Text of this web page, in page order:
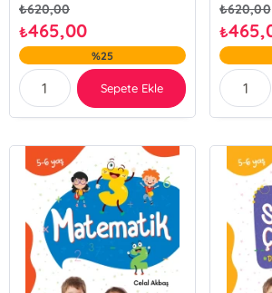
₺620,00
₺465,00
%25
Sepete Ekle
₺620,00
₺